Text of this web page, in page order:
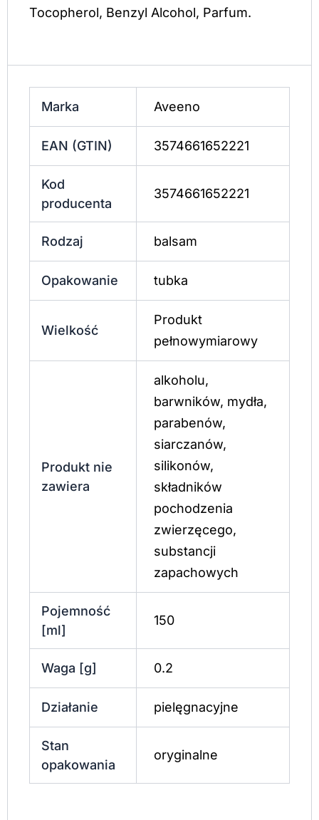
Tocopherol, Benzyl Alcohol, Parfum.
Marka Aveeno
EAN (GTIN) 3574661652221
Kod
producenta
3574661652221
Rodzaj balsam
Opakowanie tubka
Wielkość
Produkt
pełnowymiarowy
Produkt nie
zawiera
alkoholu,
barwników, mydła,
parabenów,
siarczanów,
silikonów,
składników
pochodzenia
zwierzęcego,
substancji
zapachowych
Pojemność
[ml]
150
Waga [g] 0.2
Działanie pielęgnacyjne
Stan
opakowania
oryginalne